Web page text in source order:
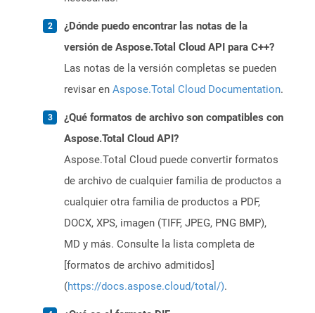
¿Dónde puedo encontrar las notas de la
versión de Aspose.Total Cloud API para C++?
Las notas de la versión completas se pueden
revisar en Aspose.Total Cloud Documentation.
¿Qué formatos de archivo son compatibles con
Aspose.Total Cloud API?
Aspose.Total Cloud puede convertir formatos
de archivo de cualquier familia de productos a
cualquier otra familia de productos a PDF,
DOCX, XPS, imagen (TIFF, JPEG, PNG BMP),
MD y más. Consulte la lista completa de
[formatos de archivo admitidos]
(https://docs.aspose.cloud/total/).